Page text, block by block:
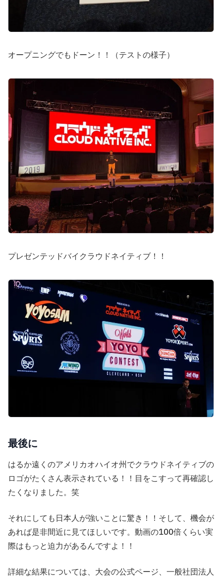
オープニングでもドーン！！（テストの様子）
プレゼンテッドバイクラウドネイティブ！！
最後に
はるか遠くのアメリカオハイオ州でクラウドネイティブの
ロゴがたくさん表示されている！！目をこすって再確認し
たくなりました。笑
それにしても日本人が強いことに驚き！！そして、機会が
あれば是非間近に見てほしいです。動画の100倍くらい実
際はもっと迫力があるんですよ！！
詳細な結果については、大会の公式ページ、一般社団法人